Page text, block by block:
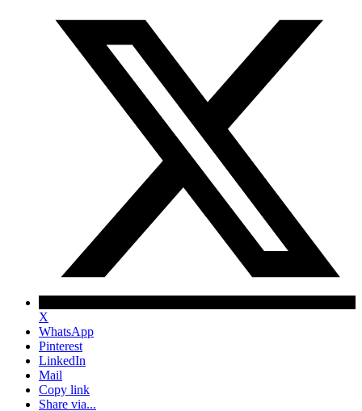
X
WhatsApp
Pinterest
LinkedIn
Mail
Copy link
Share via...